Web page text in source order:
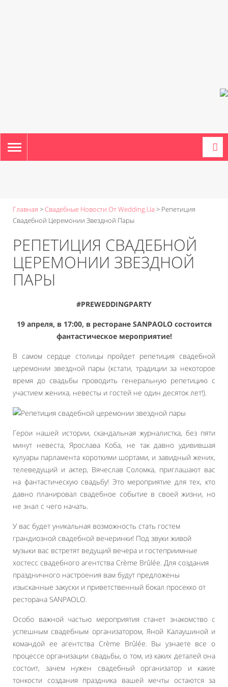
TOGGLE
NAVIGATION
Главная >Свадебные Новости От Wedding.ua > Репетиция
Свадебной Церемонии Звездной Пары
РЕПЕТИЦИЯ СВАДЕБНОЙ
ЦЕРЕМОНИИ ЗВЕЗДНОЙ
ПАРЫ
#PREWEDDINGPARTY
19 апреля, в 17:00, в ресторане SANPAOLO состоится
фантастическое мероприятие!
В самом сердце столицы пройдет репетиция свадебной
церемонии звездной пары (кстати, традиции за некоторое
время до свадьбы проводить генеральную репетицию с
участием жениха, невесты и гостей не один десяток лет!).
Герои нашей истории, скандальная журналистка, без пяти
минут невеста, Ярослава Коба, не так давно удивившая
кулуары парламента короткими шортами, и завидный жених,
телеведущий и актер, Вячеслав Соломка, приглашают вас
на фантастическую свадьбу! Это мероприятие для тех, кто
давно планировал свадебное событие в своей жизни, но
не знал с чего начать.
У вас будет уникальная возможность стать гостем
грандиозной свадебной вечеринки! Под звуки живой
музыки вас встретят ведущий вечера и гостеприимные
хостесс свадебного агентства Crème Brûlée. Для создания
праздничного настроения вам будут предложены
изысканные закуски и приветственный бокал просекко от
ресторана SANPAOLO.
Особо важной частью мероприятия станет знакомство с
успешным свадебным организатором, Яной Калаушиной и
командой ее агентства Crème Brûlée. Вы узнаете все о
процессе организации свадьбы, о том, из каких деталей она
состоит, зачем нужен свадебный организатор и какие
тонкости создания праздника вашей мечты остаются за